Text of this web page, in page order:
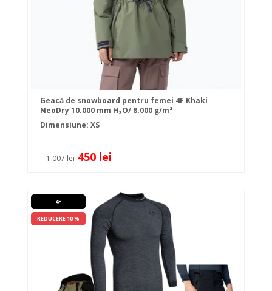
Geacă de snowboard pentru femei 4F Khaki
NeoDry 10.000 mm H₂O/ 8.000 g/m²
Dimensiune: XS
1 007 lei 450 lei
4F
REDUCERE 10 %